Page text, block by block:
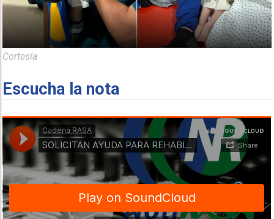
Cortesía
Escucha la nota